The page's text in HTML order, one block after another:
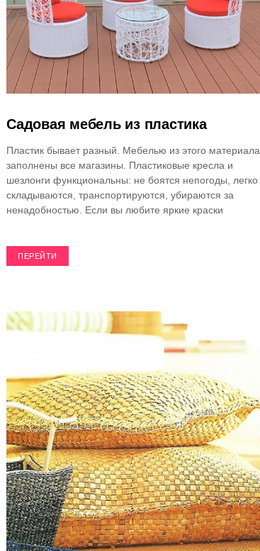
Садовая мебель из пластика
Пластик бывает разный. Мебелью из этого материала
заполнены все магазины. Пластиковые кресла и
шезлонги функциональны: не боятся непогоды, легко
складываются, транспортируются, убираются за
ненадобностью. Если вы любите яркие краски
ПЕРЕЙТИ